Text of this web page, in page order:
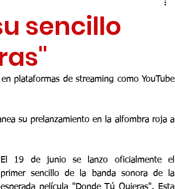
sencillo
plataformas de streaming como YouTube
su prelanzamiento en la alfombra roja a
El 19 de junio se lanzo oficialmente el
primer sencillo de la banda sonora de la
esperada película "Donde Tú Quieras". Esta